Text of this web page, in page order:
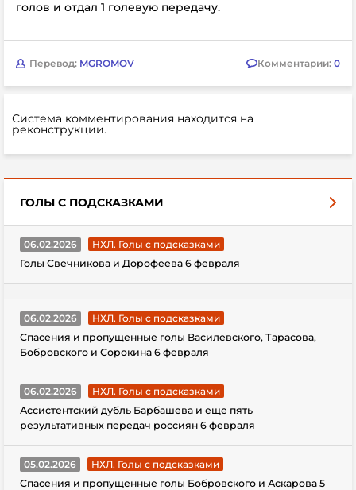
голов и отдал 1 голевую передачу.
Перевод: MGROMOV Комментарии: 0
Система комментирования находится на
реконструкции.
ГОЛЫ С ПОДСКАЗКАМИ
06.02.2026
НХЛ. Голы с подсказками
Голы Свечникова и Дорофеева 6 февраля
06.02.2026
НХЛ. Голы с подсказками
Спасения и пропущенные голы Василевского, Тарасова,
Бобровского и Сорокина 6 февраля
06.02.2026
НХЛ. Голы с подсказками
Ассистентский дубль Барбашева и еще пять
результативных передач россиян 6 февраля
05.02.2026
НХЛ. Голы с подсказками
Спасения и пропущенные голы Бобровского и Аскарова 5